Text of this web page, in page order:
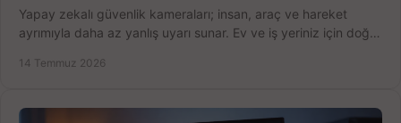
Yapay zekalı güvenlik kameraları; insan, araç ve hareket
ayrımıyla daha az yanlış uyarı sunar. Ev ve iş yeriniz için doğru
14 Temmuz 2026